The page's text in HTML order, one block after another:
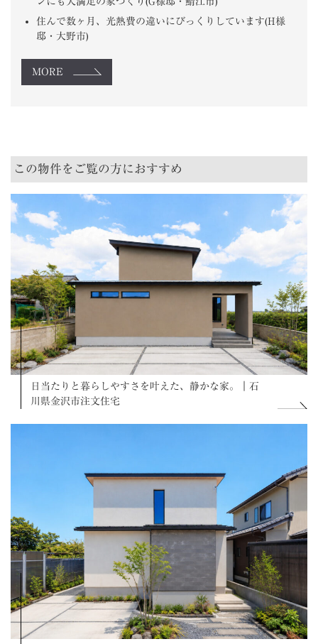
住んで数ヶ月、光熱費の違いにびっくりしています(H様
邸・大野市)
MORE
この物件をご覧の方におすすめ
日当たりと暮らしやすさを叶えた、静かな家。｜石
川県金沢市注文住宅